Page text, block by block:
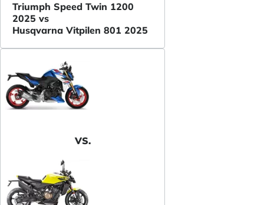
Triumph Speed Twin 1200
2025 vs
Husqvarna Vitpilen 801 2025
VS.